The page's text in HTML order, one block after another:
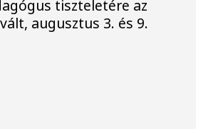
tiszteletére az
augusztus 3. és 9.